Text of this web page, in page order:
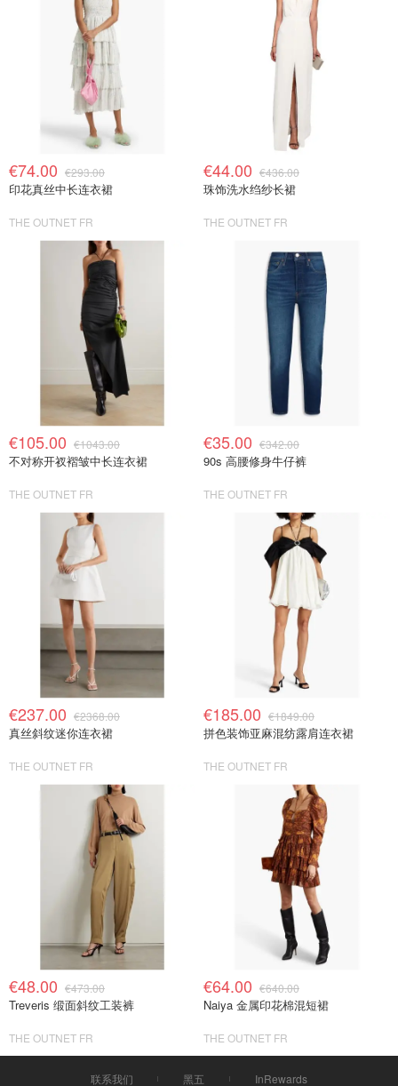
€74.00 €293.00
印花真丝中长连衣裙
THE OUTNET FR
€44.00 €436.00
珠饰洗水绉纱长裙
THE OUTNET FR
€105.00 €1043.00
不对称开衩褶皱中长连衣裙
THE OUTNET FR
€35.00 €342.00
90s 高腰修身牛仔裤
THE OUTNET FR
€237.00 €2368.00
真丝斜纹迷你连衣裙
THE OUTNET FR
€185.00 €1849.00
拼色装饰亚麻混纺露肩连衣裙
THE OUTNET FR
€48.00 €473.00
Treveris 缎面斜纹工装裤
THE OUTNET FR
€64.00 €640.00
Naiya 金属印花棉混短裙
THE OUTNET FR
联系我们 黑五 InRewards